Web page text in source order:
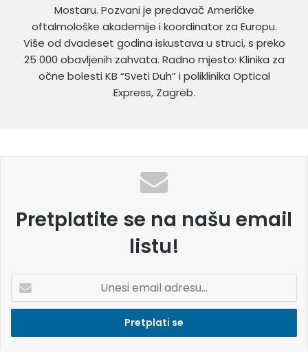
Mostaru. Pozvani je predavač Američke
oftalmološke akademije i koordinator za Europu.
Više od dvadeset godina iskustava u struci, s preko
25 000 obavljenih zahvata. Radno mjesto: Klinika za
očne bolesti KB “Sveti Duh” i poliklinika Optical
Express, Zagreb.
Pretplatite se na našu email
listu!
e
i
e